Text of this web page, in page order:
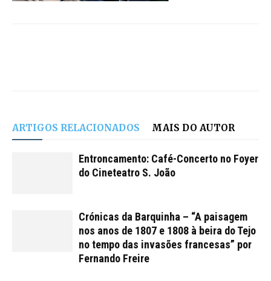
ARTIGOS RELACIONADOS MAIS DO AUTOR
Entroncamento: Café-Concerto no Foyer
do Cineteatro S. João
Crónicas da Barquinha – “A paisagem
nos anos de 1807 e 1808 à beira do Tejo
no tempo das invasões francesas” por
Fernando Freire